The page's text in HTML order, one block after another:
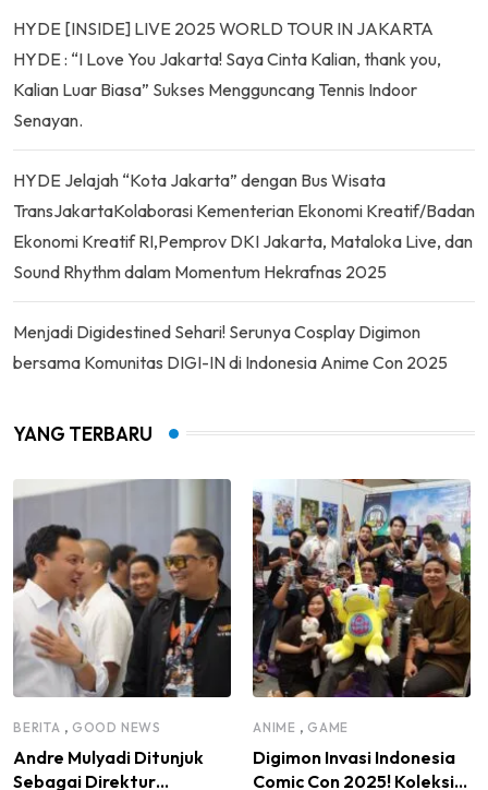
HYDE [INSIDE] LIVE 2025 WORLD TOUR IN JAKARTA
HYDE : “I Love You Jakarta! Saya Cinta Kalian, thank you,
Kalian Luar Biasa” Sukses Mengguncang Tennis Indoor
Senayan.
HYDE Jelajah “Kota Jakarta” dengan Bus Wisata
TransJakartaKolaborasi Kementerian Ekonomi Kreatif/Badan
Ekonomi Kreatif RI,Pemprov DKI Jakarta, Mataloka Live, dan
Sound Rhythm dalam Momentum Hekrafnas 2025
Menjadi Digidestined Sehari! Serunya Cosplay Digimon
bersama Komunitas DIGI-IN di Indonesia Anime Con 2025
YANG TERBARU
BERITA , GOOD NEWS
Andre Mulyadi Ditunjuk
Sebagai Direktur
ANIME , GAME
Digimon Invasi Indonesia
Comic Con 2025! Koleksi